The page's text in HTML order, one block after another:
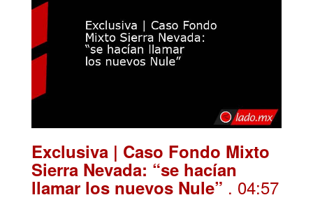
Exclusiva | Caso Fondo Mixto
Sierra Nevada: “se hacían
llamar los nuevos Nule” . 04:57